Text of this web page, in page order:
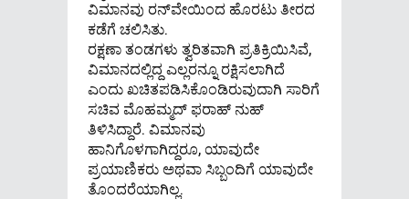
ವಿಮಾನವು ರನ್‌ವೇಯಿಂದ ಹೊರಟು ತೀರದ
ಕಡೆಗೆ ಚಲಿಸಿತು.
ರಕ್ಷಣಾ ತಂಡಗಳು ತ್ವರಿತವಾಗಿ ಪ್ರತಿಕ್ರಿಯಿಸಿವೆ,
ವಿಮಾನದಲ್ಲಿದ್ದ ಎಲ್ಲರನ್ನೂ ರಕ್ಷಿಸಲಾಗಿದೆ
ಎಂದು ಖಚಿತಪಡಿಸಿಕೊಂಡಿರುವುದಾಗಿ ಸಾರಿಗೆ
ಸಚಿವ ಮೊಹಮ್ಮದ್ ಫರಾಹ್ ನುಹ್
ತಿಳಿಸಿದ್ದಾರೆ. ವಿಮಾನವು
ಹಾನಿಗೊಳಗಾಗಿದ್ದರೂ, ಯಾವುದೇ
ಪ್ರಯಾಣಿಕರು ಅಥವಾ ಸಿಬ್ಬಂದಿಗೆ ಯಾವುದೇ
ತೊಂದರೆಯಾಗಿಲ್ಲ.